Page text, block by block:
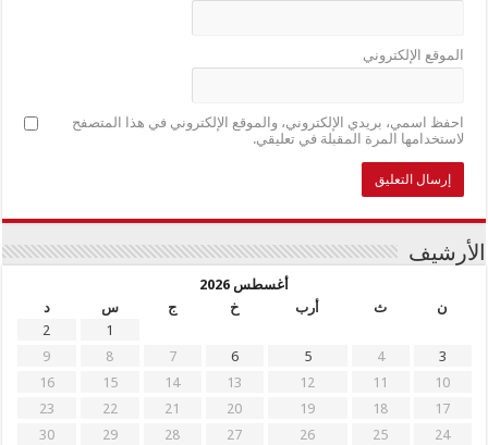
الموقع الإلكتروني
احفظ اسمي، بريدي الإلكتروني، والموقع الإلكتروني في هذا المتصفح
لاستخدامها المرة المقبلة في تعليقي.
الأرشيف
أغسطس 2026
ن
ث أرب خ ج س
د
1
2
3
4
5
6
7
8
9
10
11
12
13
14
15
16
17
18
19
20
21
22
23
24
25
26
27
28
29
30